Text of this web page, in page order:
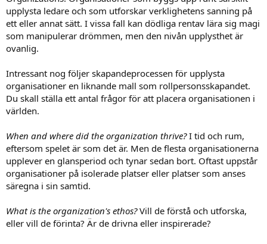
upplysta ledare och som utforskar verklighetens sanning på
ett eller annat sätt. I vissa fall kan dödliga rentav lära sig magi
som manipulerar drömmen, men den nivån upplysthet är
ovanlig.
Intressant nog följer skapandeprocessen för upplysta
organisationer en liknande mall som rollpersonsskapandet.
Du skall ställa ett antal frågor för att placera organisationen i
världen.
When and where did the organization thrive?I tid och rum,
eftersom spelet är som det är. Men de flesta organisationerna
upplever en glansperiod och tynar sedan bort. Oftast uppstår
organisationer på isolerade platser eller platser som anses
säregna i sin samtid.
What is the organization's ethos?Vill de förstå och utforska,
eller vill de förinta? Är de drivna eller inspirerade?